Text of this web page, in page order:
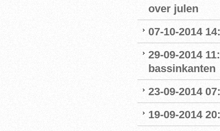
over julen
07-10-2014
29-09-2014
bassinkanten
23-09-2014
19-09-2014